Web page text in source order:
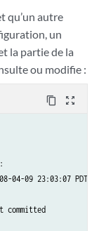
qu’un autre
un
la partie de la
ou modifie :
content_copy zoom_out_map
04-09 23:03:07 PDT,
committed